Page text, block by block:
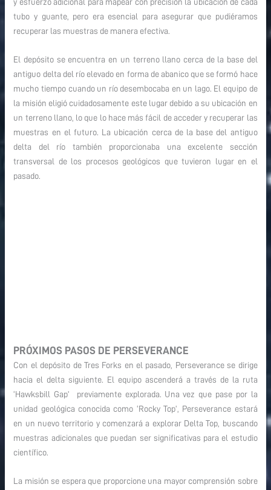
y esfuerzo adicional para mapear con precisión la ubicación de cada
tubo y guante, pero era esencial para asegurar que pudiéramos
recuperar las muestras de manera efectiva.
El depósito se encuentra en un terreno llano cerca de la base del
antiguo delta del río elevado en forma de abanico que se formó hace
mucho tiempo cuando un río desembocaba en un lago. El equipo de
la misión eligió cuidadosamente este lugar debido a su ubicación en
un terreno llano, lo que lo hace más fácil de acceder y recuperar las
muestras en el futuro. La ubicación cerca de la base del antiguo
delta del río también proporcionaba una excelente sección
transversal de los procesos geológicos que tuvieron lugar en el
pasado.
PRÓXIMOS PASOS DE PERSEVERANCE
Con el depósito de Tres Forks en el pasado, Perseverance se dirige
hacia el delta siguiente. El equipo ascenderá a través de la ruta
‘Hawksbill Gap’ previamente explorada. Una vez que pase por la
unidad geológica conocida como ‘Rocky Top’, Perseverance estará
en un nuevo territorio y comenzará a explorar Delta Top, buscando
muestras adicionales que puedan ser significativas para el estudio
científico.
La misión se espera que proporcione una mayor comprensión sobre